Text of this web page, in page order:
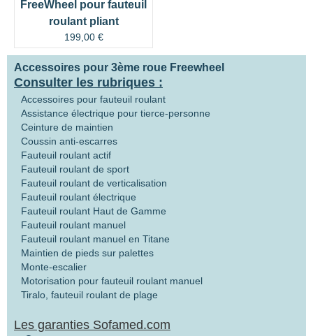
Accessoires pour 3ème roue Freewheel
Consulter les rubriques :
Accessoires pour fauteuil roulant
Assistance électrique pour tierce-personne
Ceinture de maintien
Coussin anti-escarres
Fauteuil roulant actif
Fauteuil roulant de sport
Fauteuil roulant de verticalisation
Fauteuil roulant électrique
Fauteuil roulant Haut de Gamme
Fauteuil roulant manuel
Fauteuil roulant manuel en Titane
Maintien de pieds sur palettes
Monte-escalier
Motorisation pour fauteuil roulant manuel
Tiralo, fauteuil roulant de plage
Les garanties Sofamed.com
FreeWheel pour fauteuil
roulant pliant
199,00 €